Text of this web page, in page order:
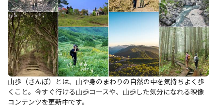
山歩（さんぽ）とは、山や身のまわりの自然の中を気持ちよく歩
くこと。今すぐ行ける山歩コースや、山歩した気分になれる映像
コンテンツを更新中です。